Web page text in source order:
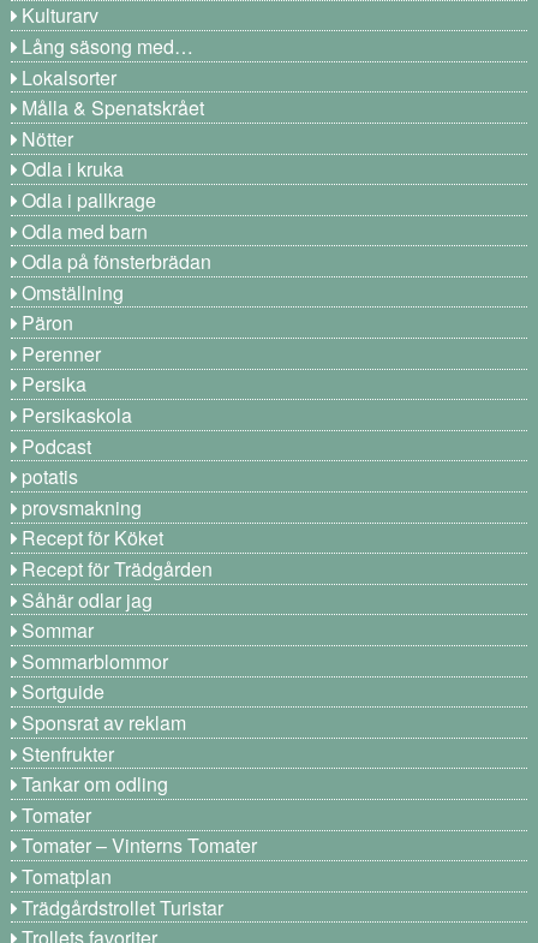
Kulturarv
Lång säsong med…
Lokalsorter
Målla & Spenatskrået
Nötter
Odla i kruka
Odla i pallkrage
Odla med barn
Odla på fönsterbrädan
Omställning
Päron
Perenner
Persika
Persikaskola
Podcast
potatis
provsmakning
Recept för Köket
Recept för Trädgården
Såhär odlar jag
Sommar
Sommarblommor
Sortguide
Sponsrat av reklam
Stenfrukter
Tankar om odling
Tomater
Tomater – Vinterns Tomater
Tomatplan
Trädgårdstrollet Turistar